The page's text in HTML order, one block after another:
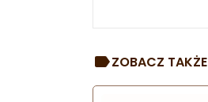
ZOBACZ TAKŻE